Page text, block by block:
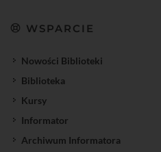
WSPARCIE
Nowości Biblioteki
Biblioteka
Kursy
Informator
Archiwum Informatora